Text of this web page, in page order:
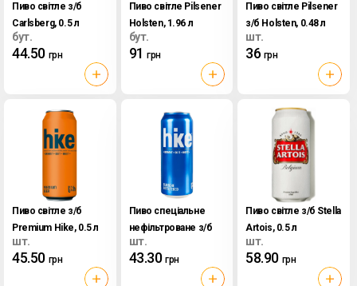
Пиво світле з/б
Сarlsberg, 0.5 л
бут.
44.50 грн
Пиво світле Pilsener
Holsten, 1.96 л
бут.
91 грн
Пиво світле Pilsener
з/б Holsten, 0.48 л
шт.
36 грн
Пиво світле з/б
Premium Hike, 0.5 л
шт.
45.50 грн
Пиво спеціальне
нефільтроване з/б
Blanche Hike, 0.5 л
шт.
43.30 грн
Пиво світле з/б Stella
Artois, 0.5 л
шт.
58.90 грн